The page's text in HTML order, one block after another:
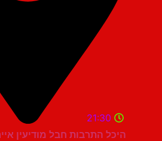
היכל התרבות חבל מודיעין איירפורט
21:30